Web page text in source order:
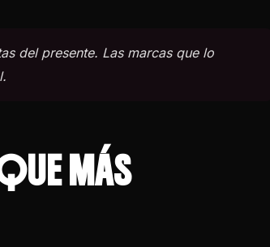
del presente. Las marcas que lo
MÁS